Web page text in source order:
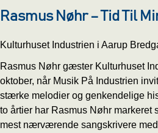
Rasmus Nøhr – Tid Til
Kulturhuset Industrien i Aarup
Rasmus Nøhr gæster Kulturhuset
oktober, når Musik På Industrien
stærke melodier og genkendelige
to årtier har Rasmus Nøhr markeret
mest nærværende sangskrivere